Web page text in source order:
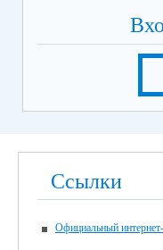
Ссылки
Официальный